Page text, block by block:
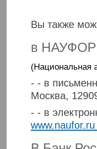
Вы также
в НАУФОР
(Национальная
- - в
Москва,
- - в
www.naufor.ru